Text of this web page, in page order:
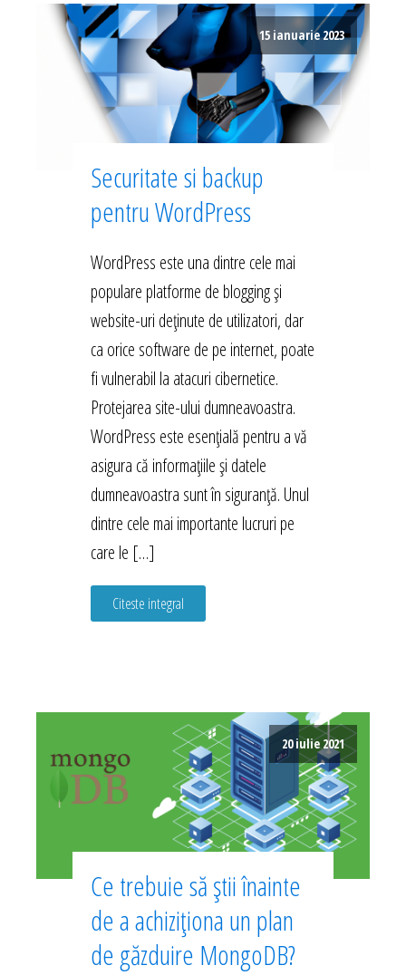
15 ianuarie 2023
Securitate si backup
pentru WordPress
WordPress este una dintre cele mai
populare platforme de blogging și
website-uri deținute de utilizatori, dar
ca orice software de pe internet, poate
fi vulnerabil la atacuri cibernetice.
Protejarea site-ului dumneavoastra.
WordPress este esențială pentru a vă
asigura că informațiile și datele
dumneavoastra sunt în siguranță. Unul
dintre cele mai importante lucruri pe
care le […]
Citeste integral
20 iulie 2021
Ce trebuie să știi înainte
de a achiziționa un plan
de găzduire MongoDB?